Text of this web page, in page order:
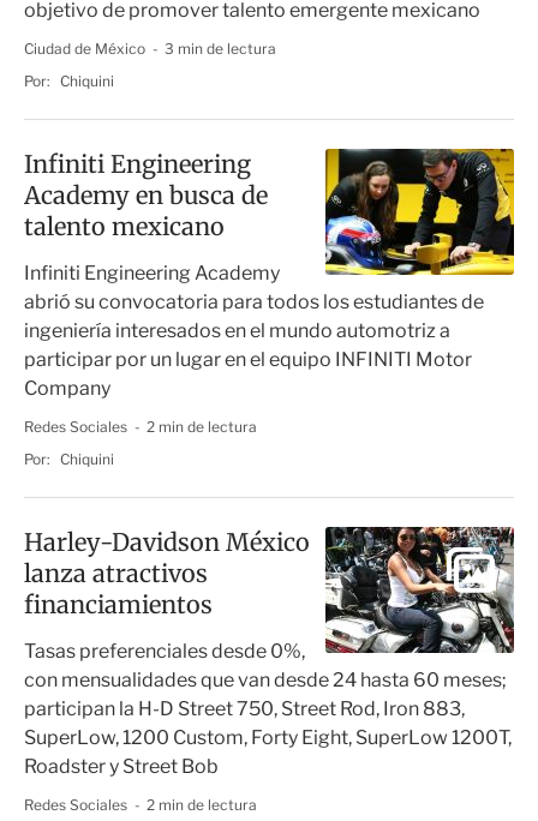
objetivo de promover talento emergente mexicano
Ciudad de México
3 min de lectura
Por: Chiquini
Infiniti Engineering
Academy en busca de
talento mexicano
Infiniti Engineering Academy
abrió su convocatoria para todos los estudiantes de
ingeniería interesados en el mundo automotriz a
participar por un lugar en el equipo INFINITI Motor
Company
Redes Sociales
2 min de lectura
Por: Chiquini
Harley-Davidson México
lanza atractivos
financiamientos
Tasas preferenciales desde 0%,
con mensualidades que van desde 24 hasta 60 meses;
participan la H-D Street 750, Street Rod, Iron 883,
SuperLow, 1200 Custom, Forty Eight, SuperLow 1200T,
Roadster y Street Bob
Redes Sociales 2 min de lectura